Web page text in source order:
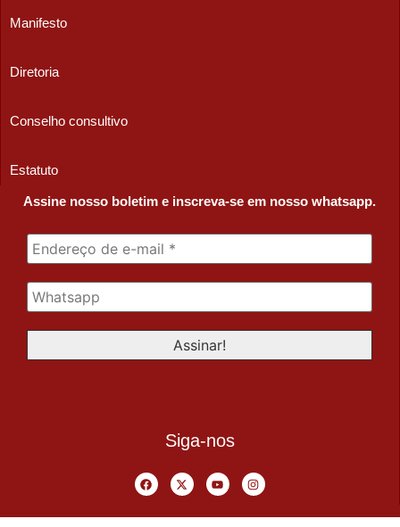
Manifesto
Diretoria
Conselho consultivo
Estatuto
Assine nosso boletim e inscreva-se em nosso whatsapp.
Siga-nos